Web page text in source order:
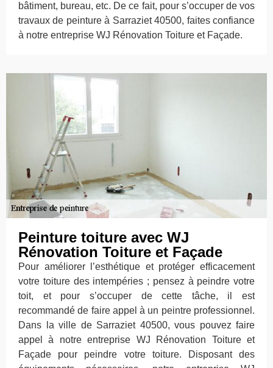
bâtiment, bureau, etc. De ce fait, pour s’occuper de vos
travaux de peinture à Sarraziet 40500, faites confiance
à notre entreprise WJ Rénovation Toiture et Façade.
Peinture toiture avec WJ
Rénovation Toiture et Façade
Pour améliorer l’esthétique et protéger efficacement
votre toiture des intempéries ; pensez à peindre votre
toit, et pour s’occuper de cette tâche, il est
recommandé de faire appel à un peintre professionnel.
Dans la ville de Sarraziet 40500, vous pouvez faire
appel à notre entreprise WJ Rénovation Toiture et
Façade pour peindre votre toiture. Disposant des